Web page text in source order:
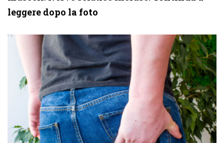
leggere dopo la foto